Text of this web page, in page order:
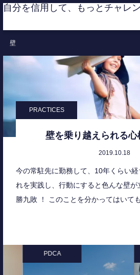
自分を信用して、もっとチャレン
壁
PRACTICES
壁を乗り越えられる心
2019.10.18
今の常駐先に勤務して、10年くらい
れを実践し、行動にすると色んな壁
勝九敗 ！ このことを分かってはいて
PDCA
CATEGORIES
MEMBER
RANKING